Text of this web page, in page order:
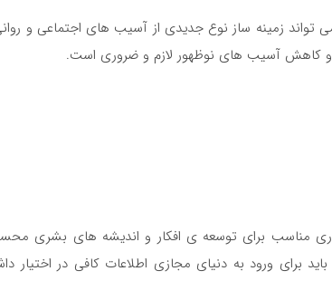
تواند زمينه ساز نوع جديدي از آسيب هاي اجتماعي و
و كاهش آسيب هاي نوظهور لازم و ضروري است.
مناسب براي توسعه ي افكار و انديشه هاي بشري
براي ورود به دنياي مجازي اطلاعات كافي در اختيار